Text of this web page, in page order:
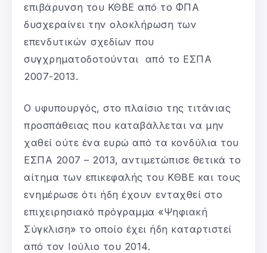
επιβάρυνση του ΚΘΒΕ από το ΦΠΑ
δυσχεραίνει την ολοκλήρωση των
επενδυτικών σχεδίων που
συγχρηματοδοτούνται από το ΕΣΠΑ
2007-2013.
Ο υφυπουργός, στο πλαίσιο της τιτάνιας
προσπάθειας που καταβάλλεται να μην
χαθεί ούτε ένα ευρώ από τα κονδύλια του
ΕΣΠΑ 2007 – 2013, αντιμετώπισε θετικά το
αίτημα των επικεφαλής του ΚΘΒΕ και τους
ενημέρωσε ότι ήδη έχουν ενταχθεί στο
επιχειρησιακό πρόγραμμα «Ψηφιακή
Σύγκλιση» το οποίο έχει ήδη καταρτιστεί
από τον Ιούλιο του 2014.